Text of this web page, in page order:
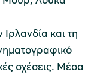
και τη
σχέσεις. Μέσα